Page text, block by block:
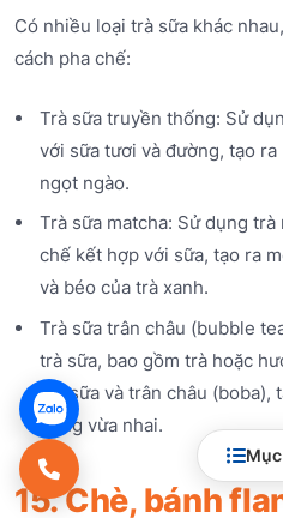
Có nhiều loại trà sữa khác
cách pha chế:
Trà sữa truyền thống: Sử
với sữa tươi và đường, tạo
ngọt ngào.
Trà sữa matcha: Sử dụng
chế kết hợp với sữa, tạo ra
và béo của trà xanh.
Trà sữa trân châu (bubble
trà sữa, bao gồm trà hoặc
với sữa và trân châu (boba),
uống vừa nhai.
15. Chè, bánh